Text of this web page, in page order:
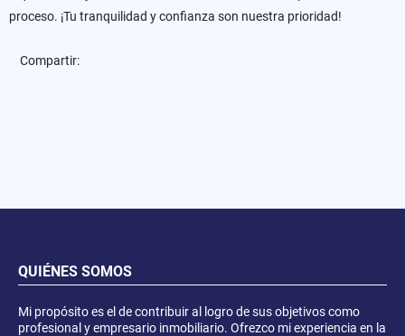
proceso. ¡Tu tranquilidad y confianza son nuestra prioridad!
Compartir:
QUIÉNES SOMOS
Mi propósito es el de contribuir al logro de sus objetivos como
profesional y empresario inmobiliario. Ofrezco mi experiencia en la